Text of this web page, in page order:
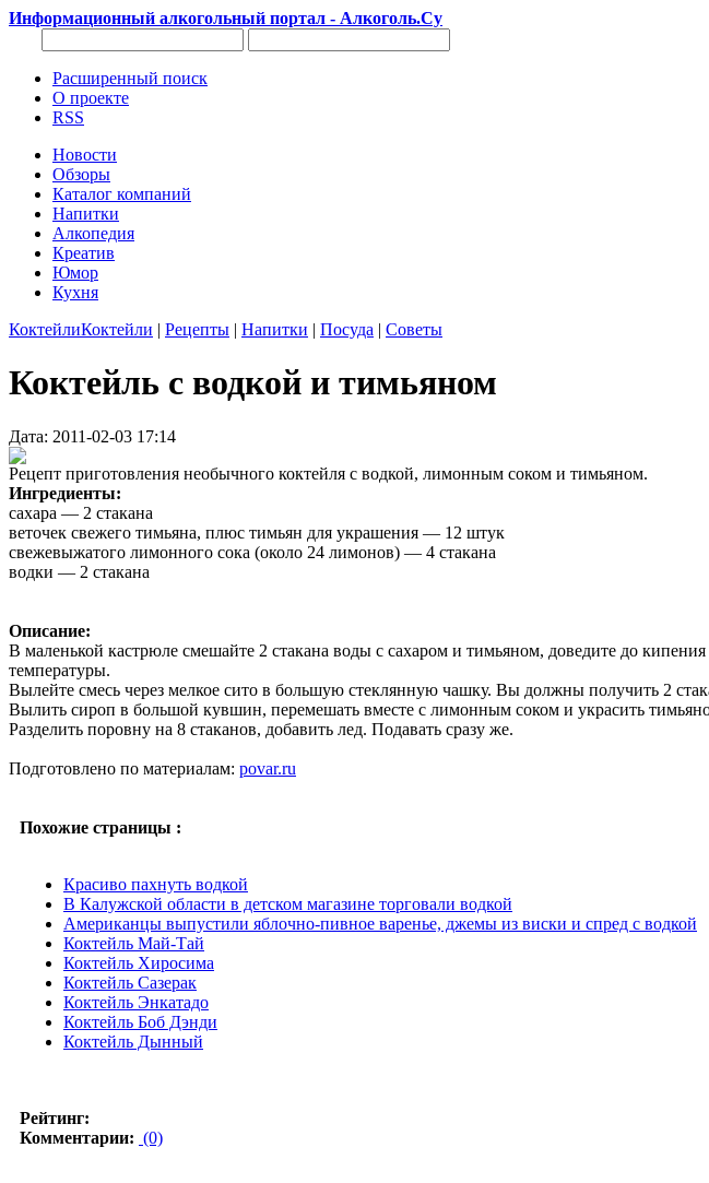
Информационный алкогольный портал - Алкоголь.Су
Расширенный поиск
О проекте
RSS
Новости
Обзоры
Каталог компаний
Напитки
Алкопедия
Креатив
Юмор
Кухня
КоктейлиКоктейли | Рецепты | Напитки | Посуда | Советы
Коктейль с водкой и тимьяном
Дата: 2011-02-03 17:14
Рецепт приготовления необычного коктейля с водкой, лимонным соком и тимьяном.
Ингредиенты:
сахара — 2 стакана
веточек свежего тимьяна, плюс тимьян для украшения — 12 штук
свежевыжатого лимонного сока (около 24 лимонов) — 4 стакана
водки — 2 стакана
Описание:
В маленькой кастрюле смешайте 2 стакана воды с сахаром и тимьяном, доведите до
температуры.
Вылейте смесь через мелкое сито в большую стеклянную чашку. Вы должны получить 2
Вылить сироп в большой кувшин, перемешать вместе с лимонным соком и украсить
Разделить поровну на 8 стаканов, добавить лед. Подавать сразу же.
Подготовлено по материалам: povar.ru
Похожие страницы :
Красиво пахнуть водкой
В Калужской области в детском магазине торговали водкой
Американцы выпустили яблочно-пивное варенье, джемы из виски и спред с водкой
Коктейль Май-Тай
Коктейль Хиросима
Коктейль Сазерак
Коктейль Энкатадо
Коктейль Боб Дэнди
Коктейль Дынный
Рейтинг:
Комментарии: (0)